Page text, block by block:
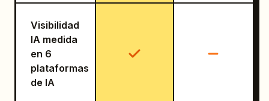
Visibilidad
IA medida
en 6
plataformas
de IA